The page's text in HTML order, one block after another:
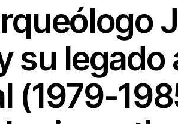
su legado
(1979-